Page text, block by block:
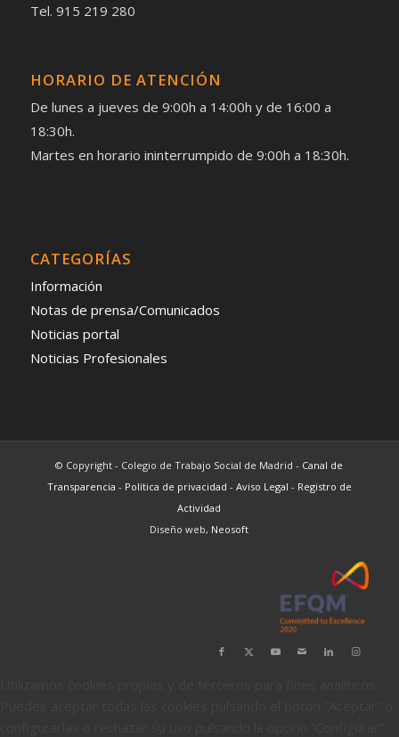
Tel. 915 219 280
HORARIO DE ATENCIÓN
De lunes a jueves de 9:00h a 14:00h y de 16:00 a
18:30h.
Martes en horario ininterrumpido de 9:00h a 18:30h.
CATEGORÍAS
Información
Notas de prensa/Comunicados
Noticias portal
Noticias Profesionales
© Copyright - Colegio de Trabajo Social de Madrid - Canal de
Transparencia - Política de privacidad - Aviso Legal - Registro de
Actividad
Diseño web, Neosoft